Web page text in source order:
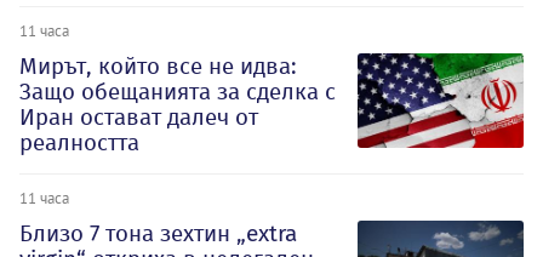
11 часа
Мирът, който все не идва:
Защо обещанията за сделка с
Иран остават далеч от
реалността
11 часа
Близо 7 тона зехтин „extra